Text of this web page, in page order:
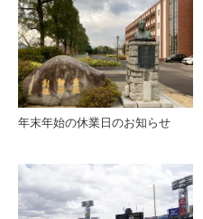
年末年始の休業日のお知らせ